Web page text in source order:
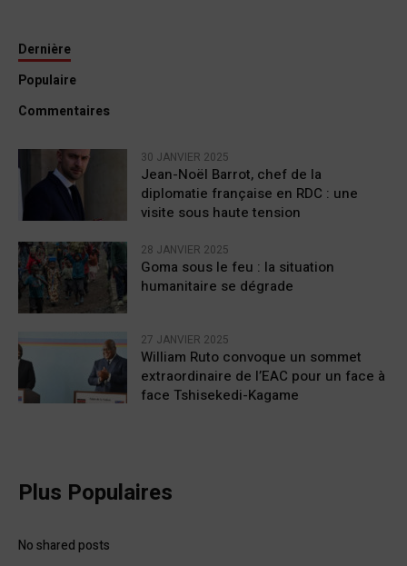
Dernière
Populaire
Commentaires
30 JANVIER 2025
Jean-Noël Barrot, chef de la
diplomatie française en RDC : une
visite sous haute tension
28 JANVIER 2025
Goma sous le feu : la situation
humanitaire se dégrade
27 JANVIER 2025
William Ruto convoque un sommet
extraordinaire de l’EAC pour un face à
face Tshisekedi-Kagame
Plus Populaires
No shared posts